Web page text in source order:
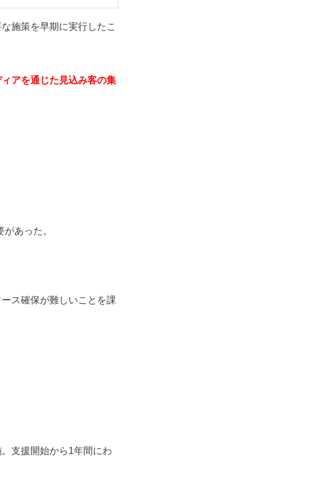
施策を早期に実行したこ
アを通じた見込み客の集
あった。
ス確保が難しいことを課
支援開始から1年間にわ